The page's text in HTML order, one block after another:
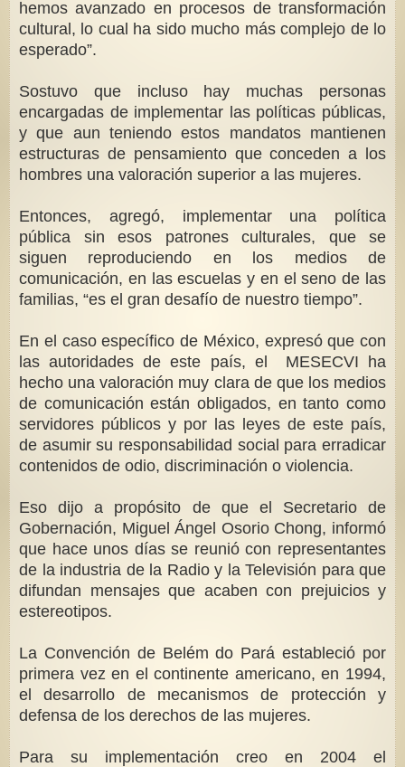
hemos avanzado en procesos de transformación
cultural, lo cual ha sido mucho más complejo de lo
esperado”.
Sostuvo que incluso hay muchas personas
encargadas de implementar las políticas públicas,
y que aun teniendo estos mandatos mantienen
estructuras de pensamiento que conceden a los
hombres una valoración superior a las mujeres.
Entonces, agregó, implementar una política
pública sin esos patrones culturales, que se
siguen reproduciendo en los medios de
comunicación, en las escuelas y en el seno de las
familias, “es el gran desafío de nuestro tiempo”.
En el caso específico de México, expresó que con
las autoridades de este país, el MESECVI ha
hecho una valoración muy clara de que los medios
de comunicación están obligados, en tanto como
servidores públicos y por las leyes de este país,
de asumir su responsabilidad social para erradicar
contenidos de odio, discriminación o violencia.
Eso dijo a propósito de que el Secretario de
Gobernación, Miguel Ángel Osorio Chong, informó
que hace unos días se reunió con representantes
de la industria de la Radio y la Televisión para que
difundan mensajes que acaben con prejuicios y
estereotipos.
La Convención de Belém do Pará estableció por
primera vez en el continente americano, en 1994,
el desarrollo de mecanismos de protección y
defensa de los derechos de las mujeres.
Para su implementación creo en 2004 el